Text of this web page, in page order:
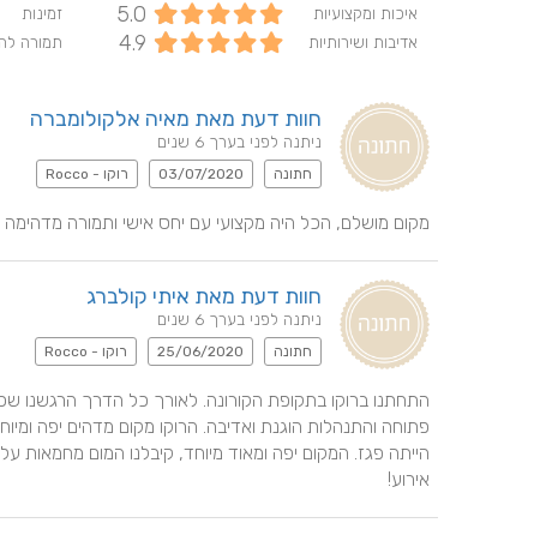
איכות ומקצועיות 5.0 זמינות
אדיבות ושירותיות 4.9 תמורה
חוות דעת מאת מאיה אלקולומברה
ניתנה לפני בערך 6 שנים
חתונה 03/07/2020 רוקו - Rocco
מקום מושלם, הכל היה מקצועי עם יחס אישי ותמורה מדהימה
חוות דעת מאת איתי קולברג
ניתנה לפני בערך 6 שנים
חתונה 25/06/2020 רוקו - Rocco
אירוע!